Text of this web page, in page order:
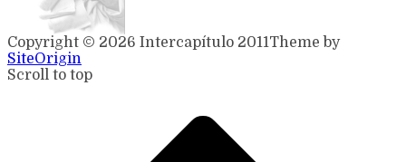
Copyright © 2026 Intercapítulo 2011Theme by
SiteOrigin
Scroll to top